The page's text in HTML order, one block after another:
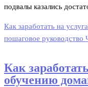
подвалы казались
Как заработать на
пошаговое руководство
Как
обучению